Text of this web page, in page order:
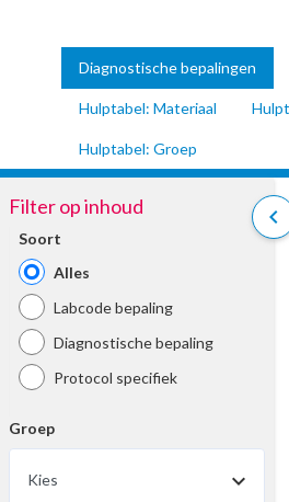
Diagnostische bepalingen
Hulptabel: Materiaal
Hulptabel: Groep
chevron_left
Filter op inhoud
Soort
Alles
Labcode bepaling
Diagnostische bepaling
Protocol specifiek
Groep
Kies